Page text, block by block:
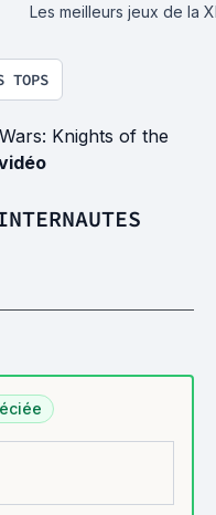
Les meilleurs jeux de la
TOPS
Knights of the